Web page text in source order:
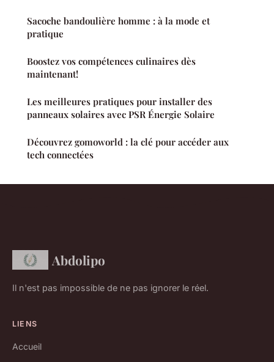
Sacoche bandoulière homme : à la mode et
pratique
Boostez vos compétences culinaires dès
maintenant!
Les meilleures pratiques pour installer des
panneaux solaires avec PSR Énergie Solaire
Découvrez gomoworld : la clé pour accéder aux
tech connectées
Abdolipo
Il n'est pas impossible de ne pas ignorer le réel.
LIENS
Accueil